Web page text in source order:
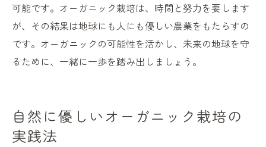
可能です。オーガニック栽培は、時間と努力を要します
が、その結果は地球にも人にも優しい農業をもたらすの
です。オーガニックの可能性を活かし、未来の地球を守
るために、一緒に一歩を踏み出しましょう。
自然に優しいオーガニック栽培の
実践法